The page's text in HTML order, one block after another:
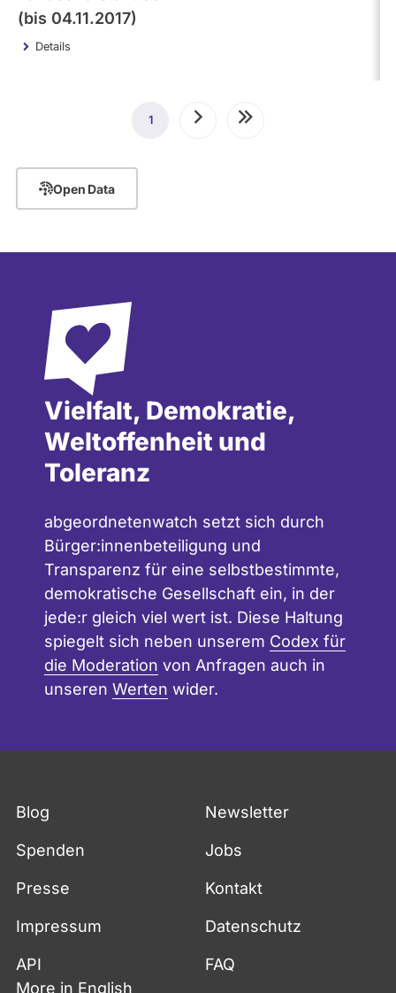
(bis 04.11.2017)
Details
Seitennummerierung
Aktuelle
1 NächsteLetzte
Open Data
Vielfalt, Demokratie,
Weltoffenheit und
Toleranz
abgeordnetenwatch setzt sich durch
Bürger:innenbeteiligung und
Transparenz für eine selbstbestimmte,
demokratische Gesellschaft ein, in der
jede:r gleich viel wert ist. Diese Haltung
spiegelt sich neben unserem Codex für
die Moderation von Anfragen auch in
unseren Werten wider.
Fußzeile
Blog Newsletter
Spenden Jobs
Presse Kontakt
Impressum Datenschutz
API
FAQ
More in English